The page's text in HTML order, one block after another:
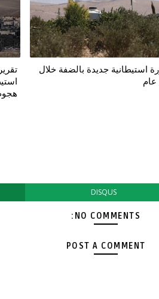
بؤرة استيطانية جديدة بالضفة خلال
DISQUS
NO COMMENTS:
POST A COMMENT